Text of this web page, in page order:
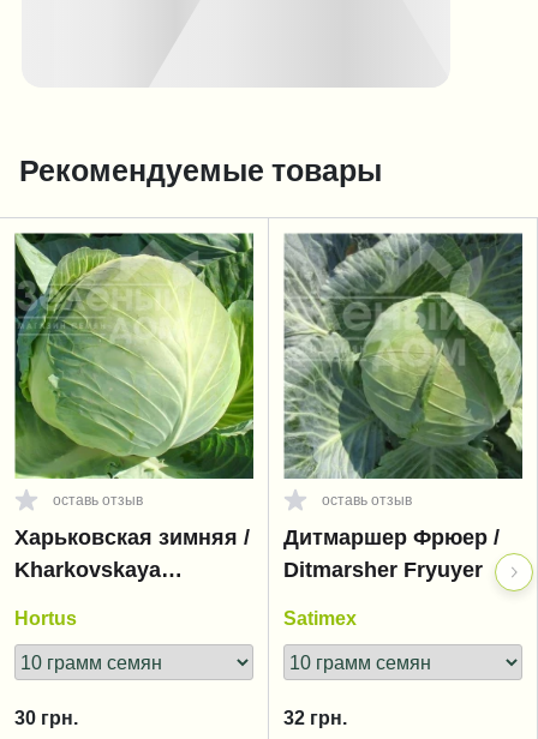
Рекомендуемые товары
оставь отзыв
Харьковская зимняя /
Kharkovskaya
Hortus
30 грн.
оставь отзыв
Дитмаршер Фрюер /
Ditmarsher Fryuyer
Satimex
32 грн.